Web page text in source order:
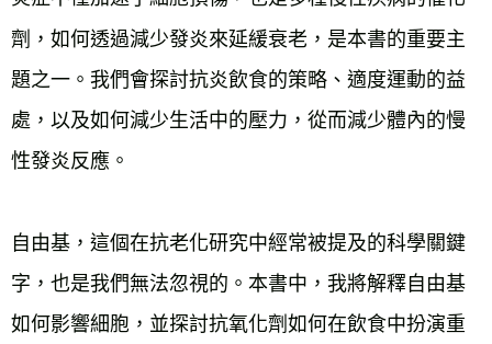
劑，如何透過減少發炎來延緩衰老，是本書的重要主
題之一。我們會探討抗炎飲食的策略、適度運動的益
處，以及如何減少生活中的壓力，從而減少體內的慢
性發炎反應。
自由基，這個在抗老化研究中經常被提及的科學關鍵
字，也是我們無法忽視的。本書中，我將解釋自由基
如何影響細胞，並探討抗氧化劑如何在飲食中扮演重